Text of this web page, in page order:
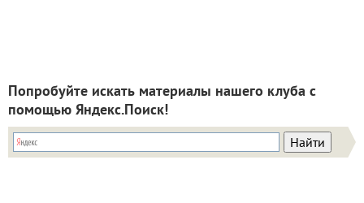
Попробуйте искать материалы нашего клуба с
помощью Яндекс.Поиск!